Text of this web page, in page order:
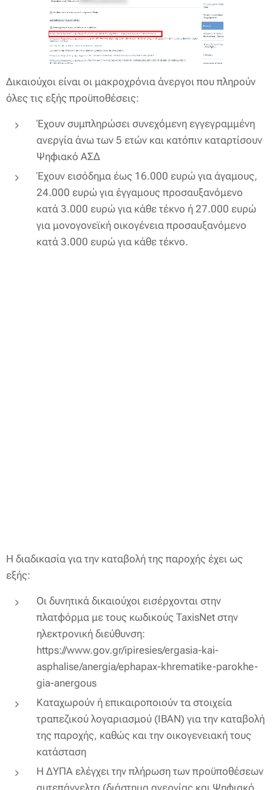
Δικαιούχοι είναι οι μακροχρόνια άνεργοι που πληρούν
όλες τις εξής προϋποθέσεις:
Έχουν συμπληρώσει συνεχόμενη εγγεγραμμένη
ανεργία άνω των 5 ετών και κατόπιν καταρτίσουν
Ψηφιακό ΑΣΔ
Έχουν εισόδημα έως 16.000 ευρώ για άγαμους,
24.000 ευρώ για έγγαμους προσαυξανόμενο
κατά 3.000 ευρώ για κάθε τέκνο ή 27.000 ευρώ
για μονογονεϊκή οικογένεια προσαυξανόμενο
κατά 3.000 ευρώ για κάθε τέκνο.
Η διαδικασία για την καταβολή της παροχής έχει ως
εξής:
Οι δυνητικά δικαιούχοι εισέρχονται στην
πλατφόρμα με τους κωδικούς TaxisNet στην
ηλεκτρονική διεύθυνση:
https://www.gov.gr/ipiresies/ergasia-kai-
asphalise/anergia/ephapax-khrematike-parokhe-
gia-anergous
Καταχωρούν ή επικαιροποιούν τα στοιχεία
τραπεζικού λογαριασμού (IBAN) για την καταβολή
της παροχής, καθώς και την οικογενειακή τους
κατάσταση
Η ΔΥΠΑ ελέγχει την πλήρωση των προϋποθέσεων
αυτεπάγγελτα (διάστημα ανεργίας και Ψηφιακό